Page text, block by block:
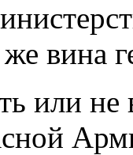
вина
или не